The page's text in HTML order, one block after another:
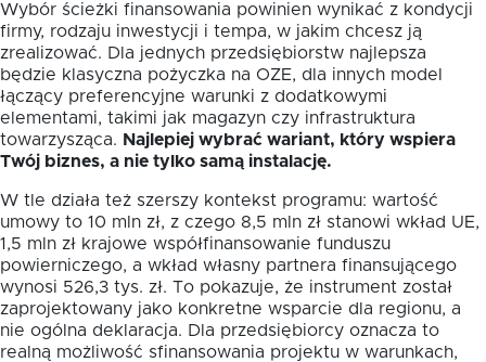
Wybór ścieżki finansowania powinien wynikać z kondycji
firmy, rodzaju inwestycji i tempa, w jakim chcesz ją
zrealizować. Dla jednych przedsiębiorstw najlepsza
będzie klasyczna pożyczka na OZE, dla innych model
łączący preferencyjne warunki z dodatkowymi
elementami, takimi jak magazyn czy infrastruktura
towarzysząca. Najlepiej wybrać wariant, który wspiera
Twój biznes, a nie tylko samą instalację.
W tle działa też szerszy kontekst programu: wartość
umowy to 10 mln zł, z czego 8,5 mln zł stanowi wkład UE,
1,5 mln zł krajowe współfinansowanie funduszu
powierniczego, a wkład własny partnera finansującego
wynosi 526,3 tys. zł. To pokazuje, że instrument został
zaprojektowany jako konkretne wsparcie dla regionu, a
nie ogólna deklaracja. Dla przedsiębiorcy oznacza to
realną możliwość sfinansowania projektu w warunkach,